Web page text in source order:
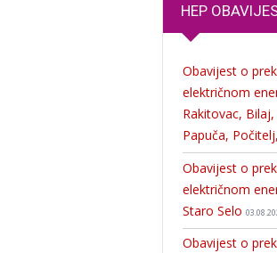
HEP
Obavijest o
električnom
Rakitovac,
Papuča,
Obavijest o
električnom
Staro Selo
Obavijest o